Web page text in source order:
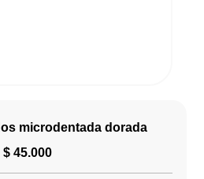
microdentada dorada
$ 45.000